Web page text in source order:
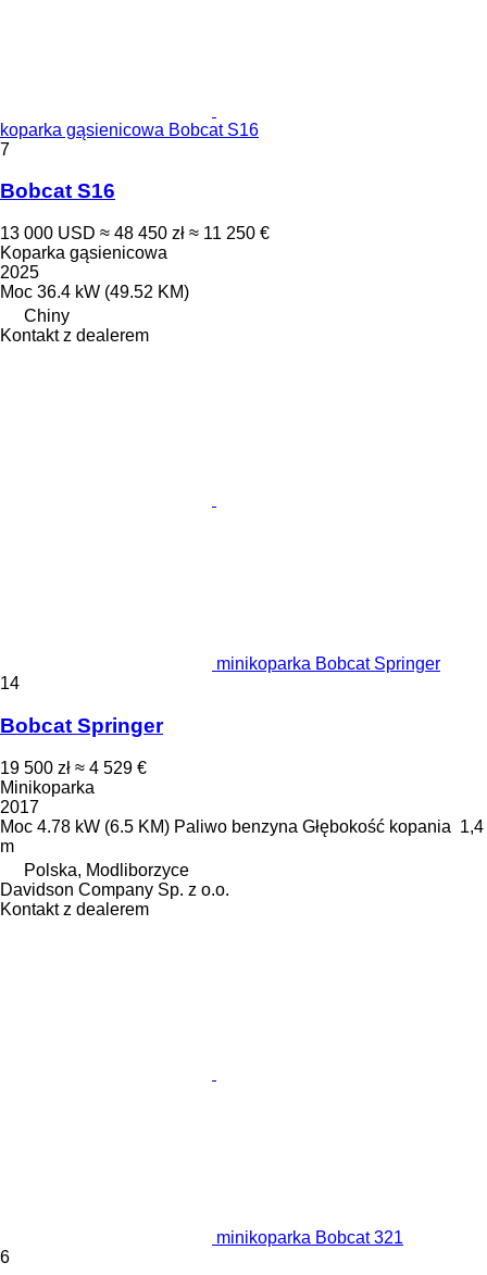
koparka gąsienicowa Bobcat S16
7
Bobcat S16
13 000 USD ≈ 48 450 zł ≈ 11 250 €
Koparka gąsienicowa
2025
Moc 36.4 kW (49.52 KM)
Chiny
Kontakt z dealerem
minikoparka Bobcat Springer
14
Bobcat Springer
19 500 zł ≈ 4 529 €
Minikoparka
2017
Moc 4.78 kW (6.5 KM) Paliwo benzyna Głębokość kopania 1,4
m
Polska, Modliborzyce
Davidson Company Sp. z o.o.
Kontakt z dealerem
minikoparka Bobcat 321
6